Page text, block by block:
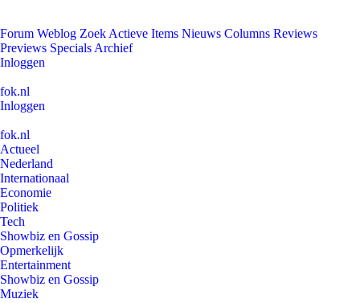
Forum Weblog Zoek Actieve Items Nieuws Columns Reviews
Previews Specials Archief
Inloggen
fok.nl
Inloggen
fok.nl
Actueel
Nederland
Internationaal
Economie
Politiek
Tech
Showbiz en Gossip
Opmerkelijk
Entertainment
Showbiz en Gossip
Muziek